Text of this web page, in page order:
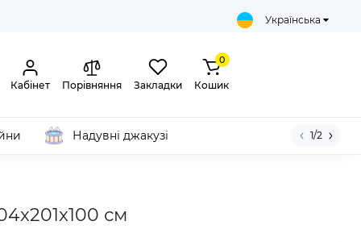
Українська
Кабінет Порівняння Закладки
0
Кошик
Надувні джакузі 1/2
см